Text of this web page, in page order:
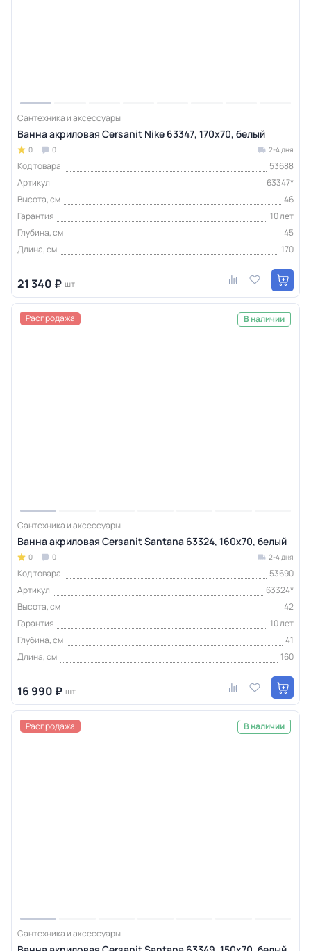
Сантехника и аксессуары
Ванна акриловая Cersanit Nike 63347, 170x70, белый
0 0 2-4 дня
Код товара
53688
Артикул
63347*
Высота, см
46
Гарантия
10 лет
Глубина, см
45
Длина, см
170
21 340 ₽ шт
Распродажа В наличии
Сантехника и аксессуары
Ванна акриловая Cersanit Santana 63324, 160x70, белый
0 0 2-4 дня
Код товара
53690
Артикул
63324*
Высота, см
42
Гарантия
10 лет
Глубина, см
41
Длина, см
160
16 990 ₽ шт
Распродажа В наличии
Сантехника и аксессуары